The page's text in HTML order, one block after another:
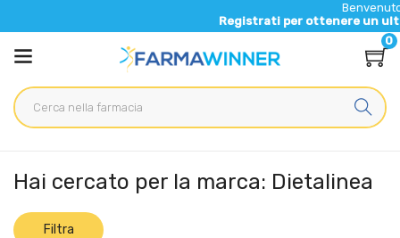
Benvenuto
Registrati per ottenere un
0
Home Marche parafarmaci Dietalinea
Hai cercato per la marca: Dietalinea
Filtra